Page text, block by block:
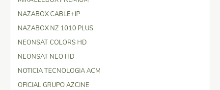
NAZABOX CABLE+IP
NAZABOX NZ 1010 PLUS
NEONSAT COLORS HD
NEONSAT NEO HD
NOTICIA TECNOLOGIA ACM
OFICIAL GRUPO AZCINE